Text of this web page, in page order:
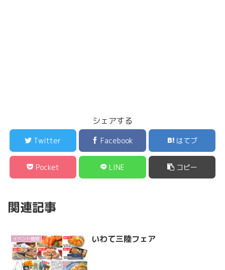
シェアする
Twitter Facebook はてブ
Pocket LINE コピー
関連記事
イベント情報 いわて三陸フェア